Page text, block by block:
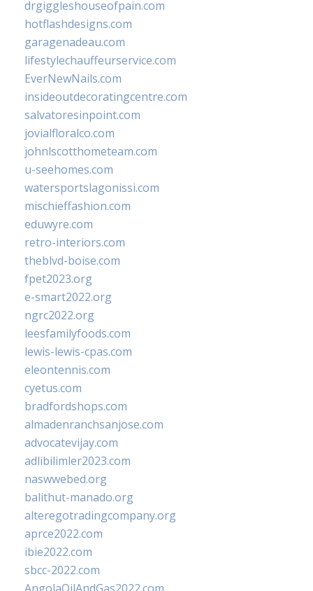
drgiggleshouseofpain.com
hotflashdesigns.com
garagenadeau.com
lifestylechauffeurservice.com
EverNewNails.com
insideoutdecoratingcentre.com
salvatoresinpoint.com
jovialfloralco.com
johnlscotthometeam.com
u-seehomes.com
watersportslagonissi.com
mischieffashion.com
eduwyre.com
retro-interiors.com
theblvd-boise.com
fpet2023.org
e-smart2022.org
ngrc2022.org
leesfamilyfoods.com
lewis-lewis-cpas.com
eleontennis.com
cyetus.com
bradfordshops.com
almadenranchsanjose.com
advocatevijay.com
adlibilimler2023.com
naswwebed.org
balithut-manado.org
alteregotradingcompany.org
aprce2022.com
ibie2022.com
sbcc-2022.com